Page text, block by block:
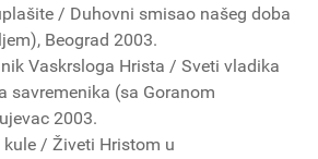
/ Duhovni smisao našeg doba
Beograd 2003.
Vaskrsloga Hrista / Sveti vladika
savremenika (sa Goranom
2003.
kule / Živeti Hristom u